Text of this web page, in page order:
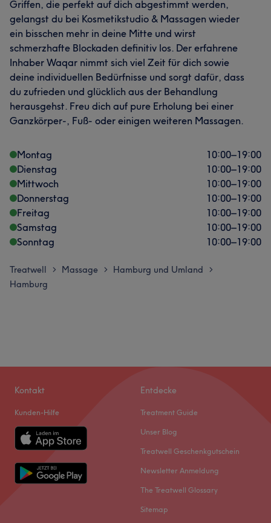
Griffen, die perfekt auf dich abgestimmt werden,
gelangst du bei Kosmetikstudio & Massagen wieder
ein bisschen mehr in deine Mitte und wirst
schmerzhafte Blockaden definitiv los. Der erfahrene
Inhaber Waqar nimmt sich viel Zeit für dich sowie
deine individuellen Bedürfnisse und sorgt dafür, dass
du zufrieden und glücklich aus der Behandlung
herausgehst. Freu dich auf pure Erholung bei einer
Ganzkörper-, Fuß- oder einigen weiteren Massagen.
Montag 10:00–19:00
Dienstag
10:00–19:00
Mittwoch
10:00–19:00
Donnerstag
10:00–19:00
Freitag
10:00–19:00
Samstag
10:00–19:00
Sonntag
10:00–19:00
Treatwell > Massage > Hamburg und Umland >
Hamburg
Kontakt
Kunden-Hilfe
Entdecke
Treatment Guide
Unser Blog
Treatwell Geschenkgutschein
Newsletter Anmeldung
The Treatwell Glossary
Sitemap